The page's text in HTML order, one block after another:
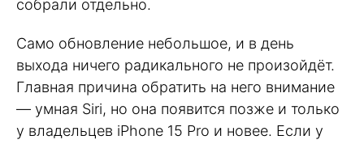
собрали отдельно.
Само обновление небольшое, и в день
выхода ничего радикального не произойдёт.
Главная причина обратить на него внимание
— умная Siri, но она появится позже и только
у владельцев iPhone 15 Pro и новее. Если у